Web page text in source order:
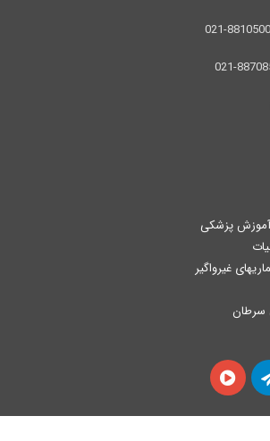
آموزش پزشكی
غیرواگیر
سرطان
تلگرام آپارات